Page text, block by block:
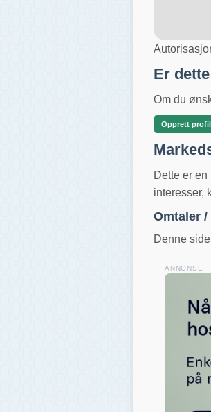
Er
Om du
Opprett
Dette er
interesser,
Omtaler
Denne
ANNONSE